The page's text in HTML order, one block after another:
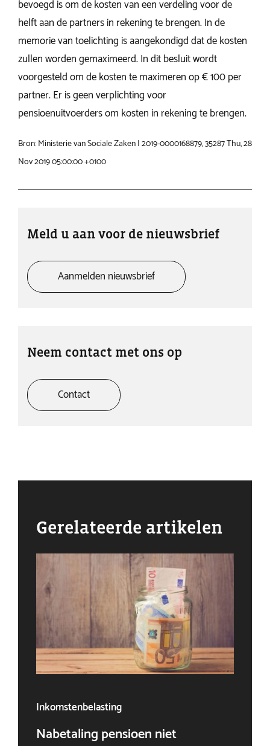
Meld u aan voor de nieuwsbrief
Aanmelden nieuwsbrief
Neem contact met ons op
Contact
bevoegd is om de kosten van een verdeling voor de
helft aan de partners in rekening te brengen. In de
memorie van toelichting is aangekondigd dat de kosten
zullen worden gemaximeerd. In dit besluit wordt
voorgesteld om de kosten te maximeren op € 100 per
partner. Er is geen verplichting voor
pensioenuitvoerders om kosten in rekening te brengen.
Bron: Ministerie van Sociale Zaken | 2019-0000168879, 35287 Thu, 28
Nov 2019 05:00:00 +0100
Gerelateerde artikelen
Inkomstenbelasting
Nabetaling pensioen niet